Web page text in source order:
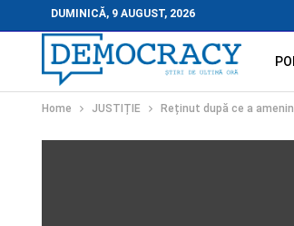
DUMINICĂ, 9 AUGUST, 2026
Home JUSTIȚIE Reținut după ce a